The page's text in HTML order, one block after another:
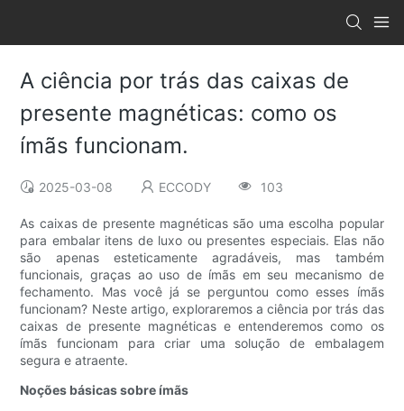
A ciência por trás das caixas de
presente magnéticas: como os
ímãs funcionam.
2025-03-08 ECCODY 103
As caixas de presente magnéticas são uma escolha popular
para embalar itens de luxo ou presentes especiais. Elas não
são apenas esteticamente agradáveis, mas também
funcionais, graças ao uso de ímãs em seu mecanismo de
fechamento. Mas você já se perguntou como esses ímãs
funcionam? Neste artigo, exploraremos a ciência por trás das
caixas de presente magnéticas e entenderemos como os
ímãs funcionam para criar uma solução de embalagem
segura e atraente.
Noções básicas sobre ímãs